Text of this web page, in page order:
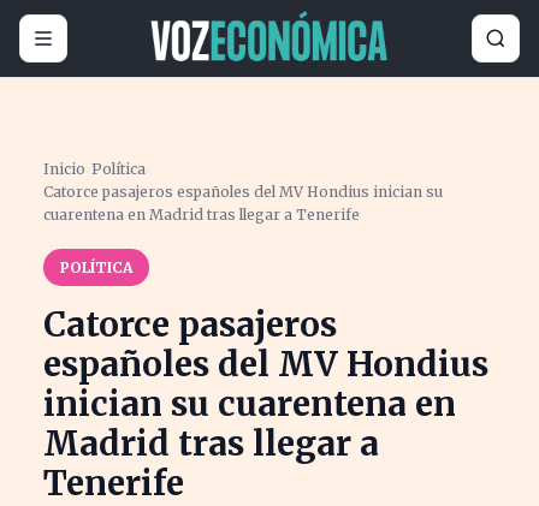
Inicio ›Política›
Catorce pasajeros españoles del MV Hondius inician su
cuarentena en Madrid tras llegar a Tenerife
POLÍTICA
Catorce pasajeros
españoles del MV Hondius
inician su cuarentena en
Madrid tras llegar a
Tenerife